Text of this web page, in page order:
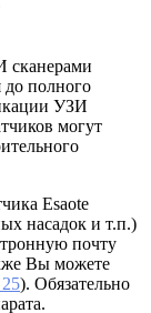
сканерами
до полного
УЗИ
могут
Esaote
насадок и т.п.)
почту
Вы можете
). Обязательно